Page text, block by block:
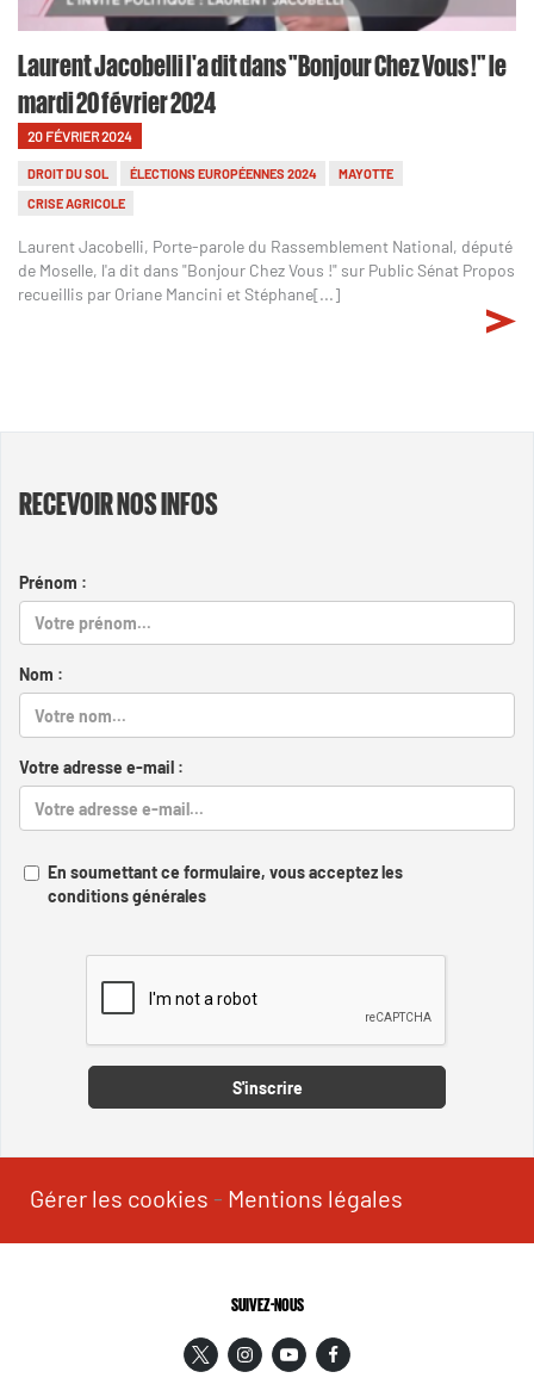
Laurent Jacobelli l'a dit dans "Bonjour Chez Vous !" le
mardi 20 février 2024
20 FÉVRIER 2024
DROIT DU SOL ÉLECTIONS EUROPÉENNES 2024
MAYOTTE
CRISE AGRICOLE
Laurent Jacobelli, Porte-parole du Rassemblement National, député
de Moselle, l'a dit dans "Bonjour Chez Vous !" sur Public Sénat Propos
recueillis par Oriane Mancini et Stéphane[...]
RECEVOIR NOS INFOS
Prénom :
Nom :
Votre adresse e-mail :
En soumettant ce formulaire, vous acceptez les
conditions générales
S'inscrire
Gérer les cookies - Mentions légales
SUIVEZ-NOUS